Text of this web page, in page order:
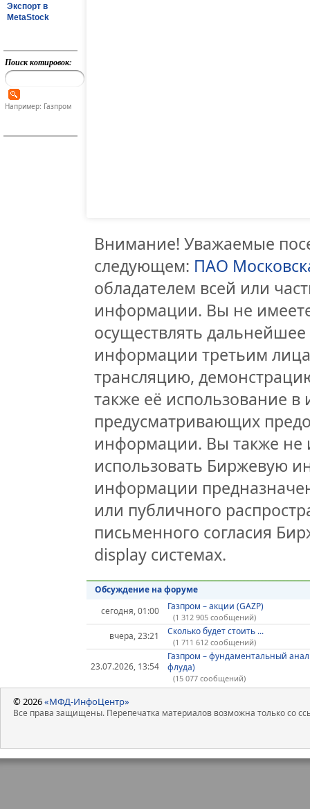
Экспорт в
MetaStock
Поиск котировок:
Например: Газпром
Внимание! Уважаемые
следующем: ПАО
обладателем всей или
информации. Вы не
осуществлять
информации третьим
трансляцию,
также её использование
предусматривающих
информации. Вы также не
использовать Биржевую
информации
или публичного
письменного согласия
display системах.
Обсуждение на форуме
сегодня, 01:00
Газпром – акции (GAZP)
(1 312 905 сообщений)
вчера, 23:21 Сколько будет стоить ...
(1 711 612 сообщений)
23.07.2026, 13:54
Газпром – фундаментальный
флуда)
(15 077 сообщений)
© 2026«МФД-ИнфоЦентр»
Все права защищены. Перепечатка материалов возможна только со